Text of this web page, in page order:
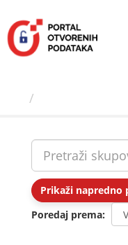
sadržaj
Prikaži napredno
Poredaj prema